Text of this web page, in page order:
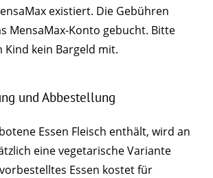
existiert. Die Gebühren
MensaMax-Konto gebucht. Bitte
Kind kein Bargeld mit.
und Abbestellung
Essen Fleisch enthält, wird an
eine vegetarische Variante
Essen kostet für